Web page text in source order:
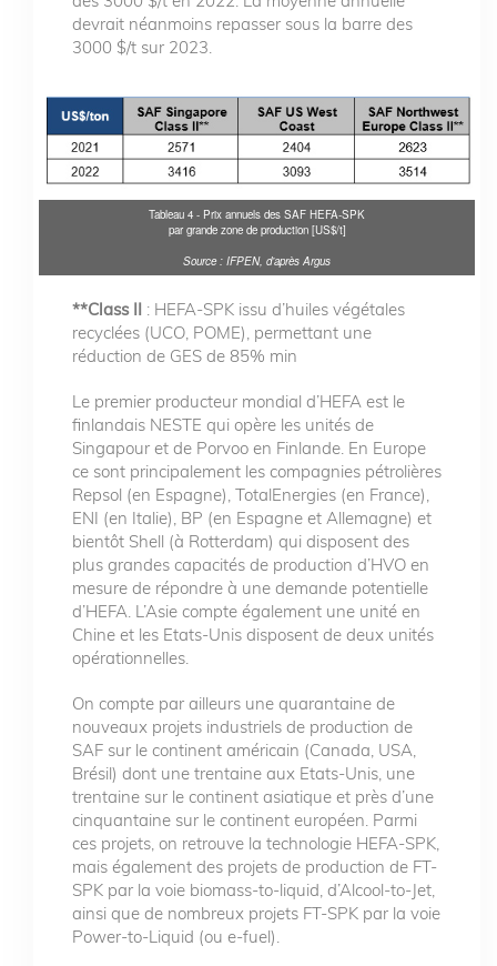
devrait néanmoins repasser sous la barre des
3000 $/t sur 2023.
Tableau 4 - Prix annuels des SAF HEFA-SPK
par grande zone de production [US$/t]
Source : IFPEN, d’après Argus
**Class II : HEFA-SPK issu d’huiles végétales
recyclées (UCO, POME), permettant une
réduction de GES de 85% min
Le premier producteur mondial d’HEFA est le
finlandais NESTE qui opère les unités de
Singapour et de Porvoo en Finlande. En Europe
ce sont principalement les compagnies pétrolières
Repsol (en Espagne), TotalEnergies (en France),
ENI (en Italie), BP (en Espagne et Allemagne) et
bientôt Shell (à Rotterdam) qui disposent des
plus grandes capacités de production d’HVO en
mesure de répondre à une demande potentielle
d’HEFA. L’Asie compte également une unité en
Chine et les Etats-Unis disposent de deux unités
opérationnelles.
On compte par ailleurs une quarantaine de
nouveaux projets industriels de production de
SAF sur le continent américain (Canada, USA,
Brésil) dont une trentaine aux Etats-Unis, une
trentaine sur le continent asiatique et près d’une
cinquantaine sur le continent européen. Parmi
ces projets, on retrouve la technologie HEFA-SPK,
mais également des projets de production de FT-
SPK par la voie biomass-to-liquid, d’Alcool-to-Jet,
ainsi que de nombreux projets FT-SPK par la voie
Power-to-Liquid (ou e-fuel).